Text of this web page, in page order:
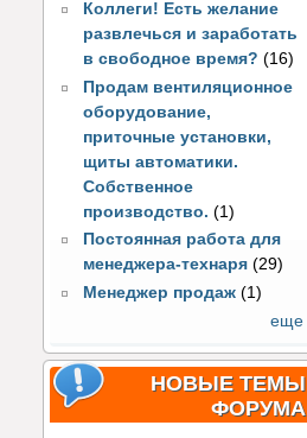
Коллеги! Есть желание
развлечься и заработать
в свободное время? (16)
Продам вентиляционное
оборудование,
приточные установки,
щиты автоматики.
Собственное
производство. (1)
Постоянная работа для
менеджера-технаря (29)
Менеджер продаж (1)
еще
НОВЫЕ ТЕМЫ
ФОРУМА